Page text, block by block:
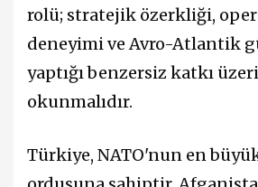
rolü; stratejik özerkliği,
deneyimi ve Avro-Atlantik
yaptığı benzersiz katkı
okunmalıdır.
Türkiye, NATO'nun en